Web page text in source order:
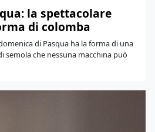
la spettacolare
di colomba
di Pasqua ha la forma di una
semola che nessuna macchina può